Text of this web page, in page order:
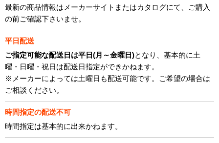
最新の商品情報はメーカーサイトまたはカタログにて、ご購入
の前ご確認下さいませ。
平日配送
ご指定可能な配送日は平日(月～金曜日)となり、基本的に土
曜・日曜・祝日は配送日指定ができかねます。
※メーカーによっては土曜日も配送可能です。ご希望の場合は
ご相談ください。
時間指定の配送不可
時間指定は基本的に出来かねます。